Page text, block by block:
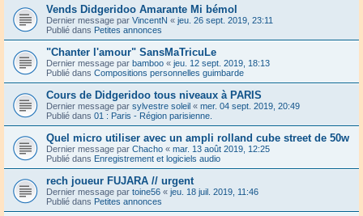
Vends Didgeridoo Amarante Mi bémol
Dernier message par VincentN « jeu. 26 sept. 2019, 23:11
Publié dans Petites annonces
"Chanter l'amour" SansMaTricuLe
Dernier message par bamboo « jeu. 12 sept. 2019, 18:13
Publié dans Compositions personnelles guimbarde
Cours de Didgeridoo tous niveaux à PARIS
Dernier message par sylvestre soleil « mer. 04 sept. 2019, 20:49
Publié dans 01 : Paris - Région parisienne.
Quel micro utiliser avec un ampli rolland cube street de 50w
Dernier message par Chacho « mar. 13 août 2019, 12:25
Publié dans Enregistrement et logiciels audio
rech joueur FUJARA // urgent
Dernier message par toine56 « jeu. 18 juil. 2019, 11:46
Publié dans Petites annonces